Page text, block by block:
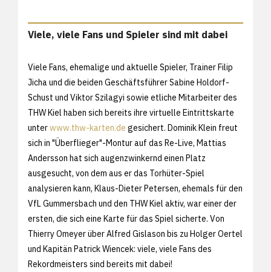
Viele, viele Fans und Spieler sind mit dabei
Viele Fans, ehemalige und aktuelle Spieler, Trainer Filip
Jicha und die beiden Geschäftsführer Sabine Holdorf-
Schust und Viktor Szilagyi sowie etliche Mitarbeiter des
THW Kiel haben sich bereits ihre virtuelle Eintrittskarte
unterwww.thw-karten.de gesichert. Dominik Klein freut
sich in "Überflieger"-Montur auf das Re-Live, Mattias
Andersson hat sich augenzwinkernd einen Platz
ausgesucht, von dem aus er das Torhüter-Spiel
analysieren kann, Klaus-Dieter Petersen, ehemals für den
VfL Gummersbach und den THW Kiel aktiv, war einer der
ersten, die sich eine Karte für das Spiel sicherte. Von
Thierry Omeyer über Alfred Gislason bis zu Holger Oertel
und Kapitän Patrick Wiencek: viele, viele Fans des
Rekordmeisters sind bereits mit dabei!